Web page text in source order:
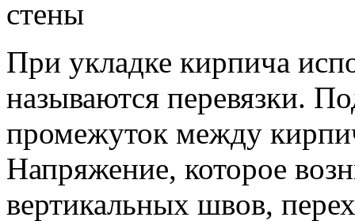
При укладке кирпича
называются перевязки.
промежуток между
Напряжение, которое
вертикальных швов,